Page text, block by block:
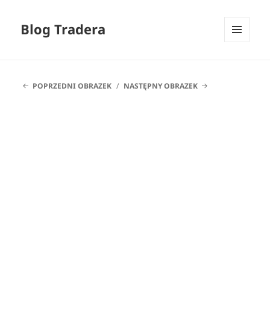
Blog Tradera
POPRZEDNI OBRAZEK
NASTĘPNY OBRAZEK